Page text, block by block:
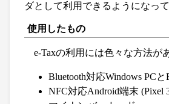
ダとして利用できるようになって
使用したもの
e-Taxの利用には色々な方法が
Bluetooth対応Windows PCと
NFC対応Android端末 (Pixel